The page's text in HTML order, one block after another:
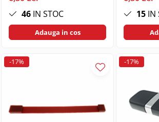
4G
Huse si protectii pentru Oppo A6X
5G
Huse si protectii pentru Oppo A74
Huse si protectii pentru Oppo A77
Huse si protectii pentru Oppo A78
46 IN STOC
Adauga in cos
15 IN
-17% -17%